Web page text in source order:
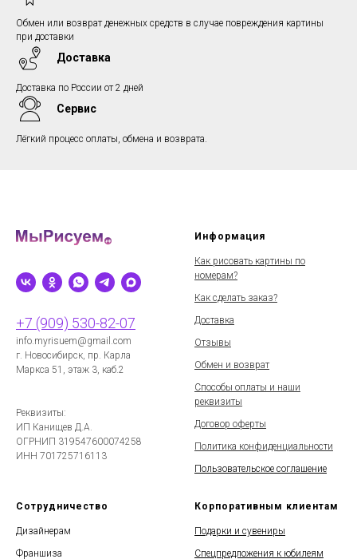
Обмен или возврат денежных средств в случае повреждения картины
при доставки
Доставка
Доставка по России от 2 дней
Сервис
Лёгкий процесс оплаты, обмена и возврата.
+7 (909) 530-82-07
info.myrisuem@gmail.com
г. Новосибирск, пр. Карла
Маркса 51, этаж 3, каб.2
Реквизиты:
ИП Канищев Д.А.
ОГРНИП 319547600074258
ИНН 701725716113
Информация
Как рисовать картины по
номерам?
Как сделать заказ?
Доставка
Отзывы
Обмен и возврат
Способы оплаты и наши
реквизиты
Договор оферты
Политика конфиденциальности
Пользовательское соглашение
Сотрудничество
Дизайнерам
Франшиза
Корпоративным клиентам
Подарки и сувениры
Спецпредложения к юбилеям